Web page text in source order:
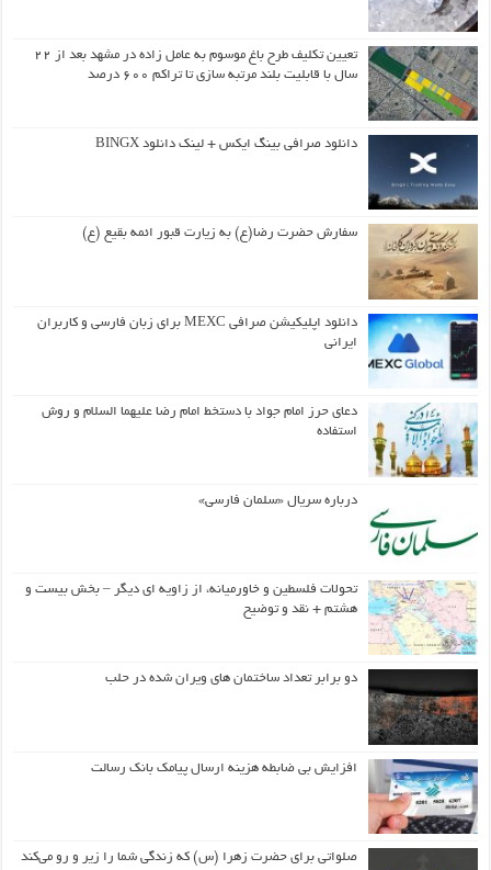
تعیین تکلیف طرح باغ موسوم به عامل زاده در مشهد بعد از ۲۲
سال با قابلیت بلند مرتبه سازی تا تراکم ۶۰۰ درصد
دانلود صرافی بینگ ایکس + لینک دانلود BINGX
سفارش حضرت رضا(ع) به زیارت قبور ائمه بقیع (ع)
دانلود اپلیکیشن صرافی MEXC برای زبان فارسی و کاربران
ایرانی
دعای حرز امام جواد با دستخط امام رضا علیهما السلام و روش
استفاده
درباره سریال «سلمان فارسی»
تحولات فلسطین و خاورمیانه، از زاویه ای دیگر – بخش بیست و
هشتم + نقد و توضیح
دو برابر تعداد ساختمان های ویران شده در حلب
افزایش بی ضابطه هزینه ارسال پیامک بانک رسالت
صلواتی برای حضرت زهرا (س) که زندگی شما را زیر و رو می‌کند